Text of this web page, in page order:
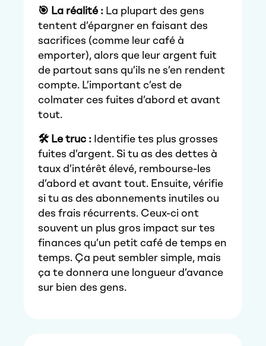
🎯 La réalité : La plupart des gens
tentent d’épargner en faisant des
sacrifices (comme leur café à
emporter), alors que leur argent fuit
de partout sans qu’ils ne s’en rendent
compte. L’important c’est de
colmater ces fuites d’abord et avant
tout.
🛠️ Le truc : Identifie tes plus grosses
fuites d’argent. Si tu as des dettes à
taux d’intérêt élevé, rembourse-les
d’abord et avant tout. Ensuite, vérifie
si tu as des abonnements inutiles ou
des frais récurrents. Ceux-ci ont
souvent un plus gros impact sur tes
finances qu’un petit café de temps en
temps. Ça peut sembler simple, mais
ça te donnera une longueur d’avance
sur bien des gens.